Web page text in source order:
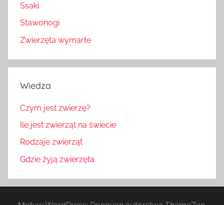
Ssaki
Stawonogi
Zwierzęta wymarłe
Wiedza
Czym jest zwierzę?
Ile jest zwierząt na świecie
Rodzaje zwierząt
Gdzie żyją zwierzęta